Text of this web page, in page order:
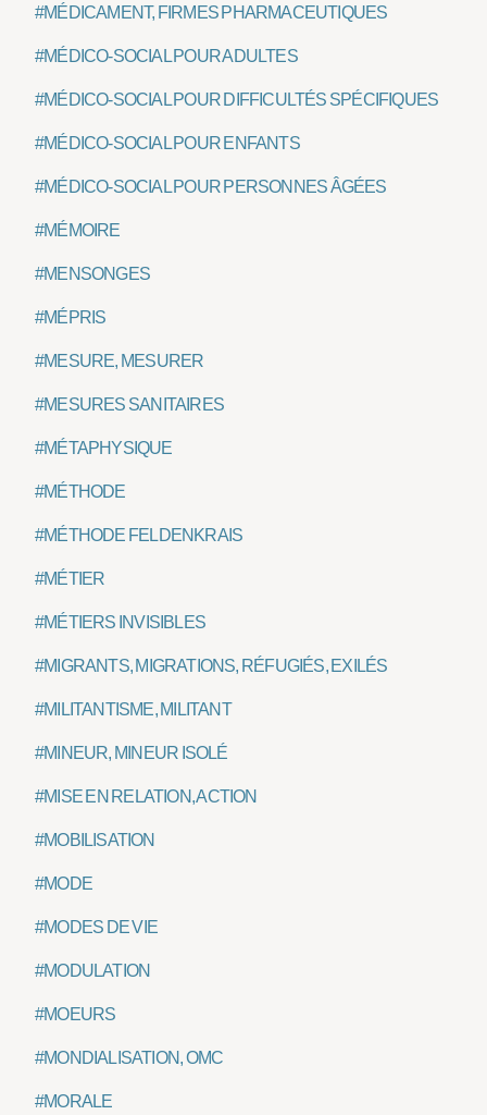
#MÉDICAMENT, FIRMES PHARMACEUTIQUES
#MÉDICO-SOCIAL POUR ADULTES
#MÉDICO-SOCIAL POUR DIFFICULTÉS SPÉCIFIQUES
#MÉDICO-SOCIAL POUR ENFANTS
#MÉDICO-SOCIAL POUR PERSONNES ÂGÉES
#MÉMOIRE
#MENSONGES
#MÉPRIS
#MESURE, MESURER
#MESURES SANITAIRES
#MÉTAPHYSIQUE
#MÉTHODE
#MÉTHODE FELDENKRAIS
#MÉTIER
#MÉTIERS INVISIBLES
#MIGRANTS, MIGRATIONS, RÉFUGIÉS, EXILÉS
#MILITANTISME, MILITANT
#MINEUR, MINEUR ISOLÉ
#MISE EN RELATION, ACTION
#MOBILISATION
#MODE
#MODES DE VIE
#MODULATION
#MOEURS
#MONDIALISATION, OMC
#MORALE